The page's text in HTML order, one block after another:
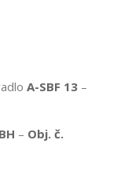
A-SBF 13 –
– Obj. č.